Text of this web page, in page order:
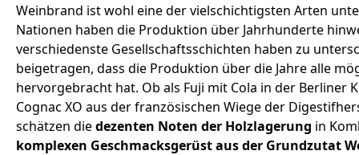
Weinbrand ist wohl eine der vielschichtigsten Arten
Nationen haben die Produktion über Jahrhunderte
verschiedenste Gesellschaftsschichten haben zu
beigetragen, dass die Produktion über die Jahre alle
hervorgebracht hat. Ob als Fuji mit Cola in der Berliner
Cognac XO aus der französischen Wiege der
schätzen diedezenten Noten der Holzlagerung in
komplexen Geschmacksgerüst aus der Grundzutat